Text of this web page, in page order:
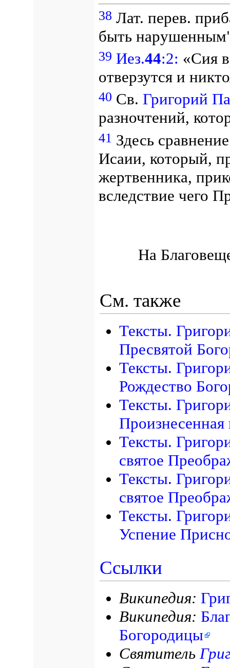
38 Лат. перев.
быть
39 Иез.44:2: «Сия
отверзутся и
40 Св. Григорий
разночтений,
41 Здесь
Исаии, который,
жертвенника,
вследствие чего
На
См. также
Тексты.
Пресвятой
Тексты.
Рождество
Тексты.
Тексты.
святое
Тексты.
святое
Тексты.
Успение
Ссылки
Википедия:
Википедия:
Богородицы
Святитель